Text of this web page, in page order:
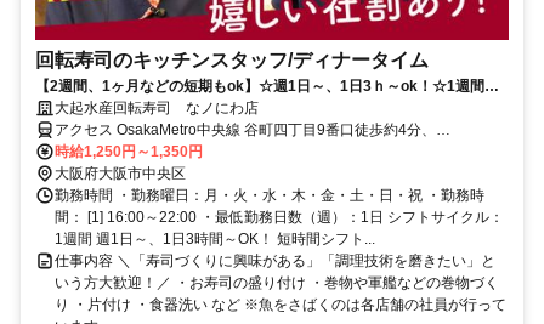
回転寿司のキッチンスタッフ/ディナータイム
【2週間、1ヶ月などの短期もok】☆週1日～、1日3ｈ～ok！☆1週間毎
の自由シフト☆社割も有♪
大起水産回転寿司 なノにわ店
アクセス OsakaMetro中央線 谷町四丁目9番口徒歩約4分、
OsakaMetro谷町線 谷町四丁目5番口徒歩約6分、OsakaMetro長堀鶴
見緑地線 森ノ宮1番口徒歩約10分
時給1,250円～1,350円
大阪府大阪市中央区
勤務時間 ・勤務曜日：月・火・水・木・金・土・日・祝 ・勤務時
間： [1] 16:00～22:00 ・最低勤務日数（週）：1日 シフトサイクル：
1週間 週1日～、1日3時間～OK！ 短時間シフト...
仕事内容 ＼「寿司づくりに興味がある」「調理技術を磨きたい」と
いう方大歓迎！／ ・お寿司の盛り付け ・巻物や軍艦などの巻物づく
り ・片付け ・食器洗い など ※魚をさばくのは各店舗の社員が行って